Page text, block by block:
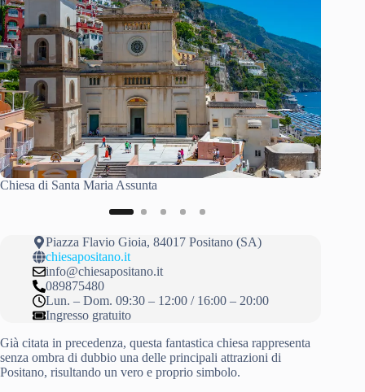
Chiesa di Santa Maria Assunta
Piazza Flavio Gioia, 84017 Positano (SA)
chiesapositano.it
info@chiesapositano.it
089875480
Lun. – Dom. 09:30 – 12:00 / 16:00 – 20:00
Ingresso gratuito
Già citata in precedenza, questa fantastica chiesa rappresenta
senza ombra di dubbio una delle principali attrazioni di
Positano, risultando un vero e proprio simbolo.